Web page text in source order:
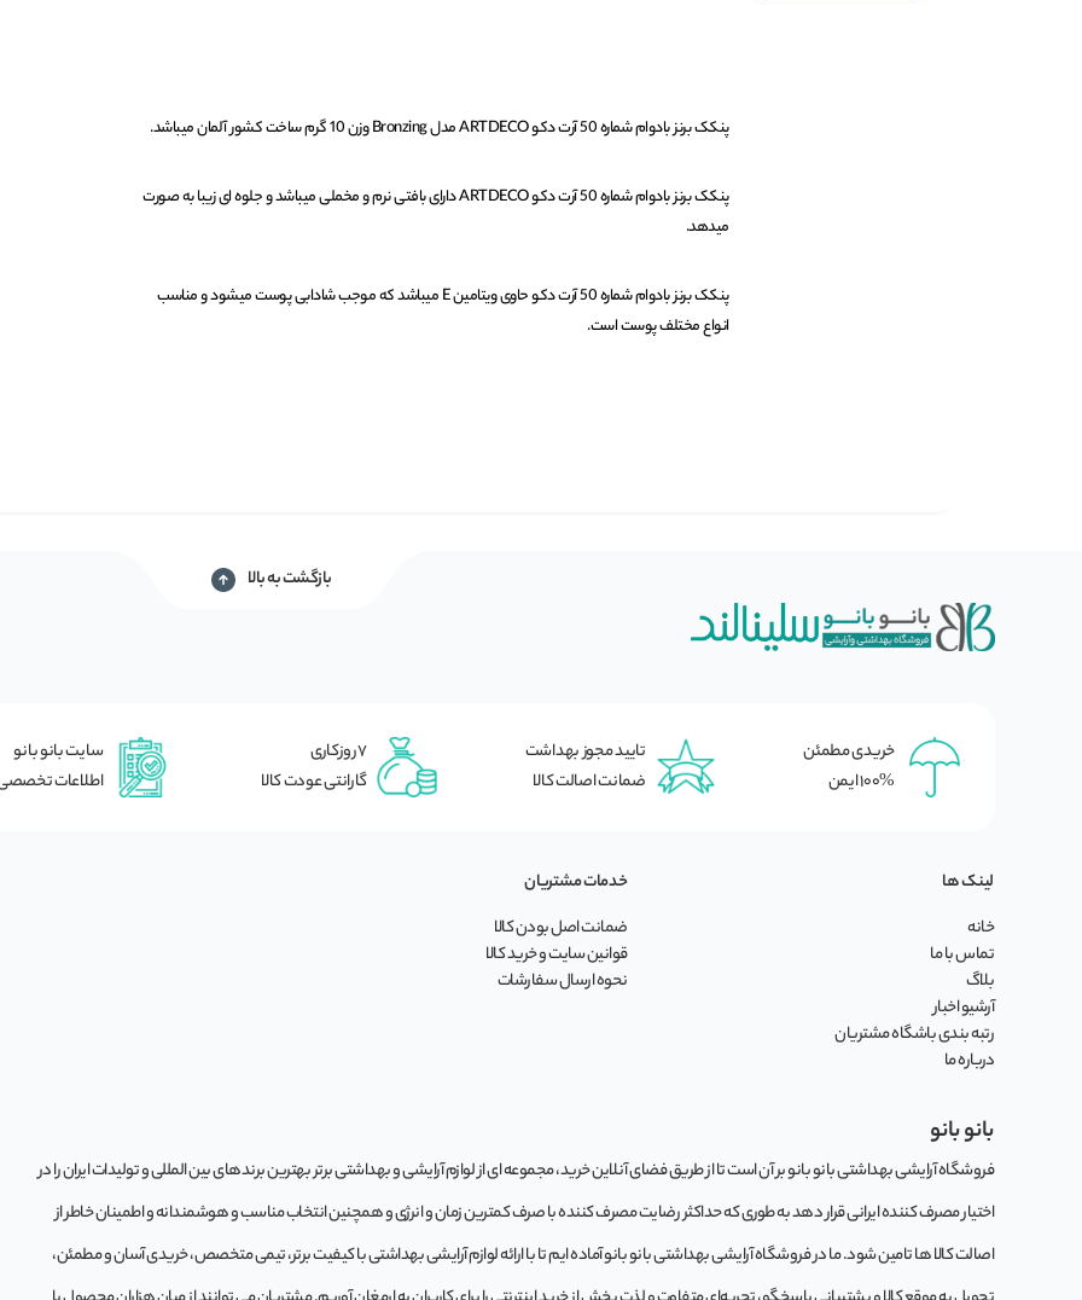
پنکک برنز بادوام شماره 50 آرت دکو ARTDECO مدل Bronzing وزن 10 گرم ساخت کشور آلمان میباشد.
پنکک برنز بادوام شماره 50 آرت دکو ARTDECO دارای بافتی نرم و مخملی میباشد و جلوه ای زیبا به صورت
میدهد.
پنکک برنز بادوام شماره 50 آرت دکو حاوی ویتامین E میباشد که موجب شادابی پوست میشود و مناسب
انواع مختلف پوست است.
بازگشت به بالا
خریدی مطمئن
100% ایمن
تایید مجوز بهداشت
ضمانت اصالت کالا
7 روزکاری
گارانتی عودت کالا
سایت بانو بانو
اطلاعات
لینک ها
خانه
تماس با ما
بلاگ
آرشیو اخبار
رتبه بندی باشگاه مشتریان
درباره ما
خدمات مشتریان
ضمانت اصل بودن کالا
قوانین سایت و خرید کالا
نحوه ارسال سفارشات
بانو بانو
فروشگاه آرایشی بهداشتی بانو بانو بر آن است تا از طریق فضای آنلاین خرید، مجموعه‌ ای از لوازم آرایشی و بهداشتی برتر بهترین برندهای بین المللی و تولیدات ایران را در
اختیار مصرف کننده ایرانی قرار دهد به طوری که حداکثر رضایت مصرف کننده با صرف کمترین زمان و انرژی و همچنین انتخاب مناسب و هوشمندانه و اطمینان خاطر از
اصالت کالا ها تامین شود. ما در فروشگاه آرایشی بهداشتی بانو بانو آماده ایم تا با ارائه لوازم آرایشی بهداشتی با کیفیت برتر، تیمی متخصص، خریدی آسان و مطمئن،